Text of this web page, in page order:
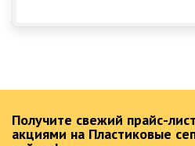
Получите свежий прайс-
акциями на Пластиковые